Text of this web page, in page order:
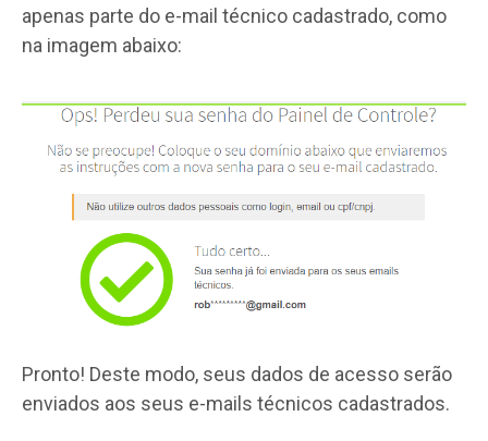
apenas parte do e-mail técnico cadastrado, como
na imagem abaixo:
Pronto! Deste modo, seus dados de acesso serão
enviados aos seus e-mails técnicos cadastrados.